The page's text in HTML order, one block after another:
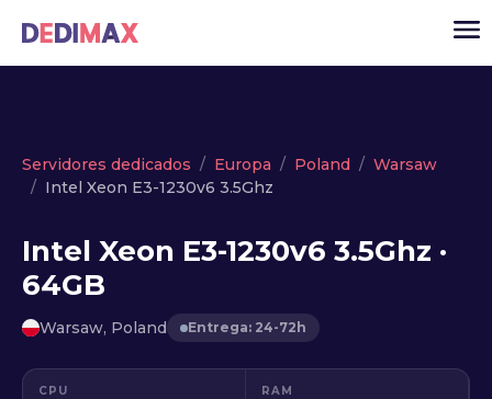
Cloud
Servidores dedicados
API
Noticias
Servidores dedicados Europa Poland
Warsaw
Intel Xeon E3-1230v6 3.5Ghz
Intel Xeon E3-1230v6 3.5Ghz ·
64GB
Warsaw, Poland Entrega: 24-72h
CPU RAM